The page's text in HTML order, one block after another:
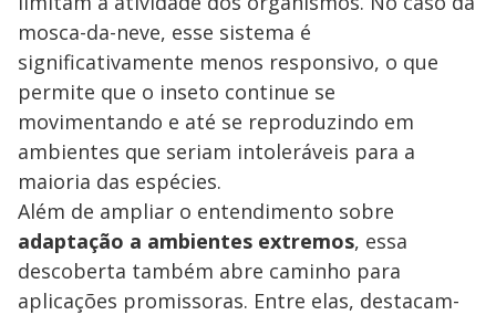
mosca-da-neve, esse sistema é
significativamente menos responsivo, o que
permite que o inseto continue se
movimentando e até se reproduzindo em
ambientes que seriam intoleráveis para a
maioria das espécies.
Além de ampliar o entendimento sobre
adaptação a ambientes extremos, essa
descoberta também abre caminho para
aplicações promissoras. Entre elas, destacam-